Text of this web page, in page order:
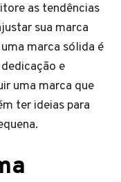
as tendências
sua marca
marca sólida é
e
uma marca que
ter ideias para